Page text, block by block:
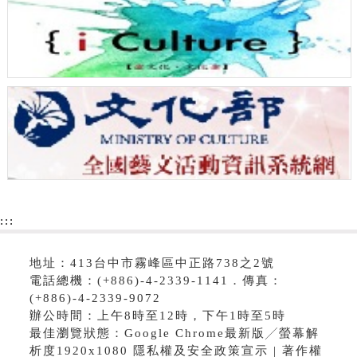
:::
地址：413台中市霧峰區中正路738之2號
電話總機：(+886)-4-2339-1141．傳真：
(+886)-4-2339-9072
辦公時間：上午8時至12時，下午1時至5時
最佳瀏覽狀態：Google Chrome最新版╱螢幕解
析度1920x1080 隱私權及安全政策宣示 | 著作權